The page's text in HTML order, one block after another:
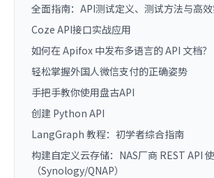
全面指南：API测试定义、测试方法与高
Coze API接口实战应用
如何在 Apifox 中发布多语言的 API 文档？
轻松掌握外国人微信支付的正确姿势
手把手教你使用盘古API
创建 Python API
LangGraph 教程：初学者综合指南
构建自定义云存储：NAS厂商 REST API
（Synology/QNAP）